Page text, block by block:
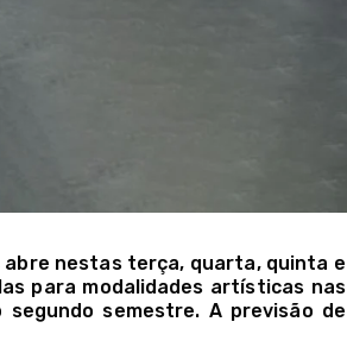
abre nestas terça, quarta, quinta e
para modalidades artísticas nas
semestre. A previsão de